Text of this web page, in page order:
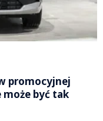
promocyjnej
może być tak